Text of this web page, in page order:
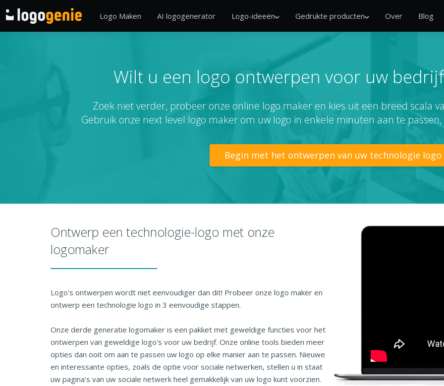
Logo Maken AI logogenerator Logo-ideeën Gedrukte producten Over Blog
Wilt u een logo ontwerpen voor uw
Zoek niet verder, probeer onze online logo maker en kies uit een breed scala
Gebruik onze next level logo maker om uw logo in enkele minuten aan te
Begin met het ontwerpen van uw technologie logo
Ontwerp een technologie-logo met onze
logomaker
Logo's ontwerpen wordt niet eenvoudiger dan dit! Probeer onze logo maker en
ontwerp een technologie logo in 3 eenvoudige stappen.
Onze derde generatie logomaker is een pakket met geweldige functies voor het
ontwerpen van geweldige logo's voor uw bedrijf. Onze online tools bieden meer
opties dan ooit om aan te passen uw logo op elke manier aan te passen. Nieuwe
en interessante opties, zoals de optie voor sociale netwerken, stellen u in staat
uw pagina's van uw sociale netwerk heel gemakkelijk van uw logo kunt voorzien.